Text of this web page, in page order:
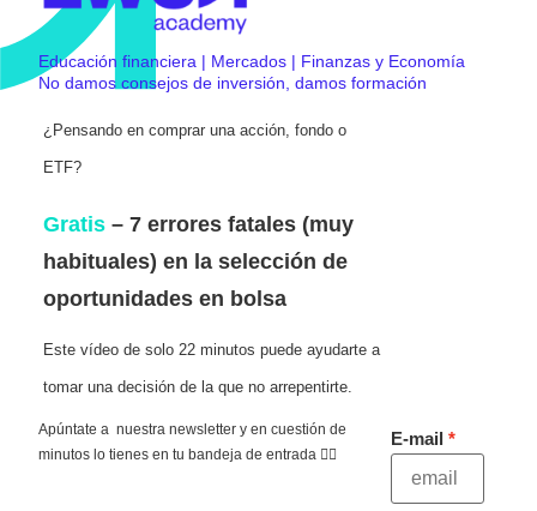
Educación financiera | Mercados | Finanzas y Economía
No damos consejos de inversión, damos formación
¿Pensando en comprar una acción, fondo o
ETF?
Gratis – 7 errores fatales (muy
habituales) en la selección de
oportunidades en bolsa
Este vídeo de solo 22 minutos puede ayudarte a
tomar una decisión de la que no arrepentirte.
Apúntate a nuestra newsletter y en cuestión de
minutos lo tienes en tu bandeja de entrada 👇🏻
E-mail